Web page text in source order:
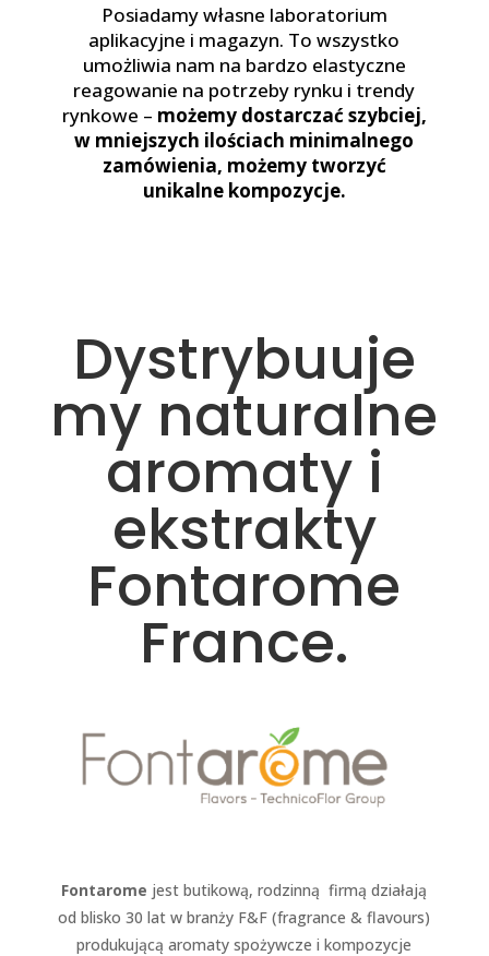
Posiadamy własne laboratorium
aplikacyjne i magazyn. To wszystko
umożliwia nam na bardzo elastyczne
reagowanie na potrzeby rynku i trendy
rynkowe – możemy dostarczać szybciej,
w mniejszych ilościach minimalnego
zamówienia, możemy tworzyć
unikalne kompozycje.
Dystrybuuje
my naturalne
aromaty i
ekstrakty
Fontarome
France.
Fontarome jest butikową, rodzinną firmą działają
od blisko 30 lat w branży F&F (fragrance & flavours)
produkującą aromaty spożywcze i kompozycje